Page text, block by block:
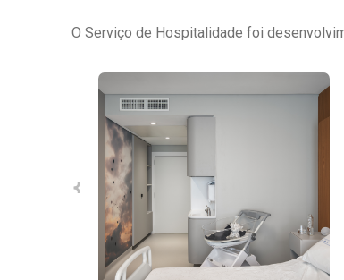
O Serviço de Hospitalidade foi